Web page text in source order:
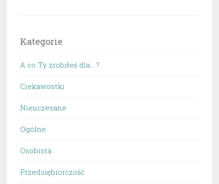
Kategorie
A co Ty zrobiłeś dla… ?
Ciekawostki
Nieuczesane
Ogólne
Osobista
Przedsiębiorczość